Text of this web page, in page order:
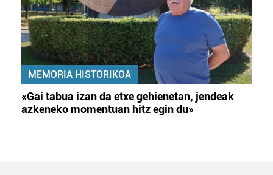
MEMORIA HISTORIKOA
«Gai tabua izan da etxe gehienetan, jendeak
azkeneko momentuan hitz egin du»